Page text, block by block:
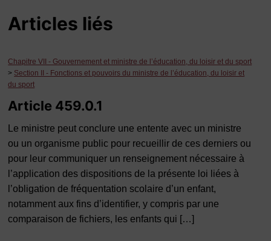
Articles liés
Chapitre VII - Gouvernement et ministre de l’éducation, du loisir et du sport
> Section II - Fonctions et pouvoirs du ministre de l’éducation, du loisir et
du sport
Article 459.0.1
Le ministre peut conclure une entente avec un ministre
ou un organisme public pour recueillir de ces derniers ou
pour leur communiquer un renseignement nécessaire à
l’application des dispositions de la présente loi liées à
l’obligation de fréquentation scolaire d’un enfant,
notamment aux fins d’identifier, y compris par une
comparaison de fichiers, les enfants qui […]